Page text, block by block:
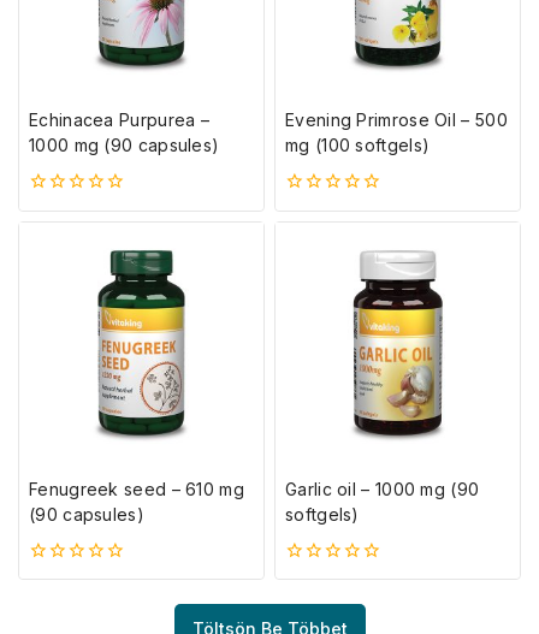
Echinacea Purpurea –
1000 mg (90 capsules)
0
5-
Evening Primrose Oil – 500
mg (100 softgels)
0
5-
Fenugreek seed – 610 mg
(90 capsules)
0
Garlic oil – 1000 mg (90
softgels)
0
Töltsön Be Többet